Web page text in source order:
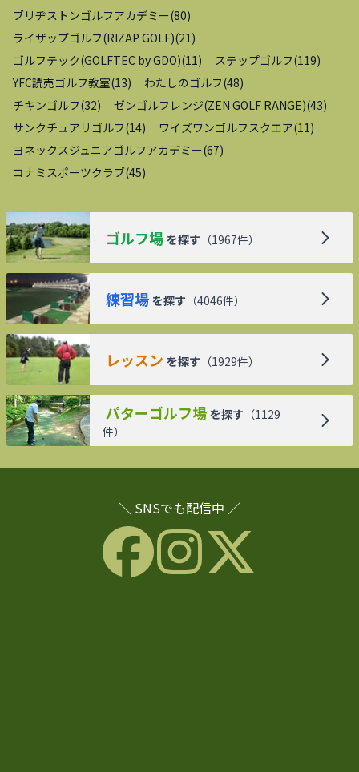
ブリヂストンゴルフアカデミー(80)
ライザップゴルフ(RIZAP GOLF)(21)
ゴルフテック(GOLFTEC by GDO)(11) ステップゴルフ(119)
YFC読売ゴルフ教室(13) わたしのゴルフ(48)
チキンゴルフ(32) ゼンゴルフレンジ(ZEN GOLF RANGE)(43)
サンクチュアリゴルフ(14) ワイズワンゴルフスクエア(11)
ヨネックスジュニアゴルフアカデミー(67)
コナミスポーツクラブ(45)
ゴルフ場 を探す （1967件）
練習場 を探す （4046件）
レッスン を探す （1929件）
パターゴルフ場 を探す （1129
件）
＼ SNSでも配信中 ／